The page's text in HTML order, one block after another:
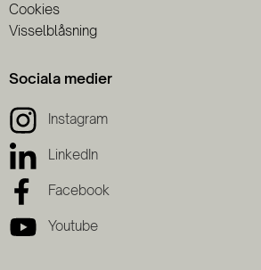
Cookies
Visselblåsning
Sociala medier
Instagram
LinkedIn
Facebook
Youtube